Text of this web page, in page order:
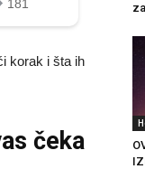
korak i šta ih
čeka